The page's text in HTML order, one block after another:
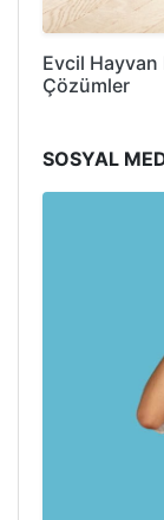
Evcil Hayvan
Çözümler
SOSYAL